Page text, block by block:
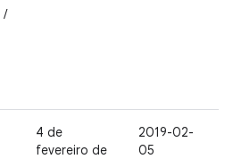
/
4 de
fevereiro de
2019-02-
05